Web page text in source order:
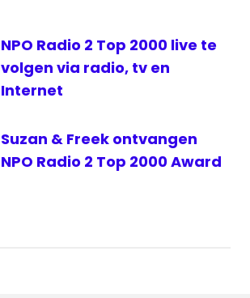
NPO Radio 2 Top 2000 live te
volgen via radio, tv en
Internet
Suzan & Freek ontvangen
NPO Radio 2 Top 2000 Award